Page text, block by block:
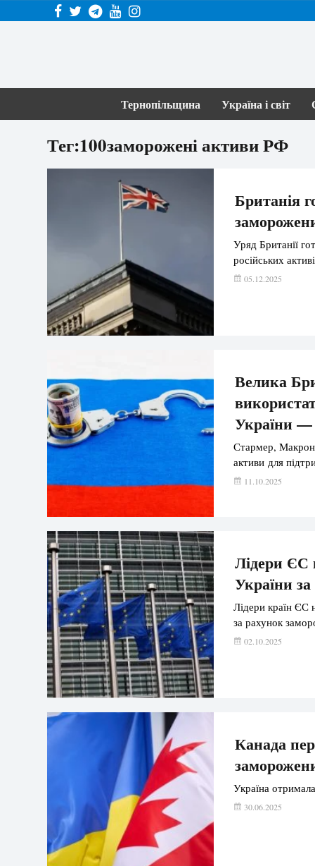
Тернопільщина Україна і світ
Тег:100заморожені активи РФ
Британія
Уряд Британії
російських
05.12.2025
Велика
України —
Стармер, Макрон
активи для
11.10.2025
Лідери ЄС
України
Лідери країн ЄС
за рахунок
02.10.2025
Канада
Україна
30.06.2025